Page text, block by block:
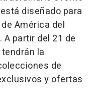
diseñado para
América del
A partir del 21 de
la
de
y ofertas